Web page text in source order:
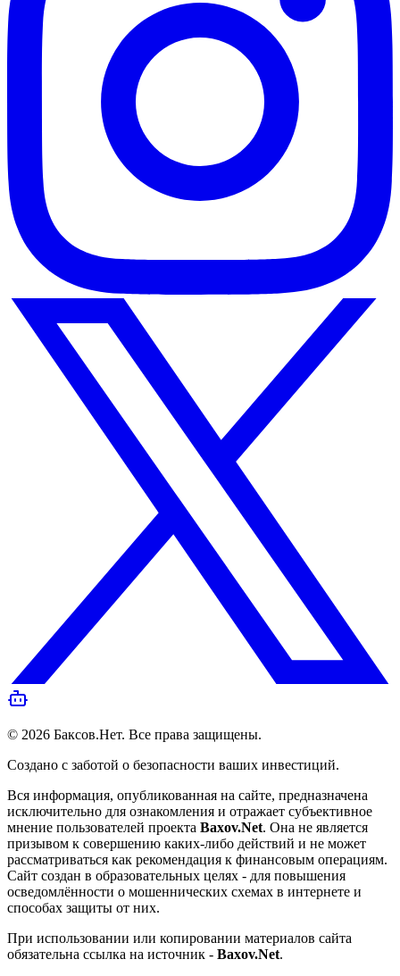
© 2026 Баксов.Нет. Все права защищены.
Создано с заботой о безопасности ваших инвестиций.
Вся информация, опубликованная на сайте, предназначена
исключительно для ознакомления и отражает субъективное
мнение пользователей проекта Baxov.Net. Она не является
призывом к совершению каких-либо действий и не может
рассматриваться как рекомендация к финансовым операциям.
Сайт создан в образовательных целях - для повышения
осведомлённости о мошеннических схемах в интернете и
способах защиты от них.
При использовании или копировании материалов сайта
обязательна ссылка на источник - Baxov.Net.